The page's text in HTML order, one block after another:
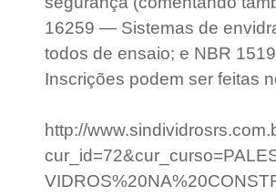
16259 — Sistemas de
todos de ensaio; e NBR
Inscrições podem ser feitas
http://